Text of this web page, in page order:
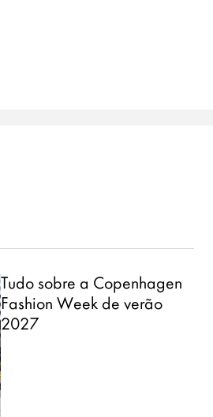
Tudo sobre a Copenhagen
Fashion Week de verão
2027